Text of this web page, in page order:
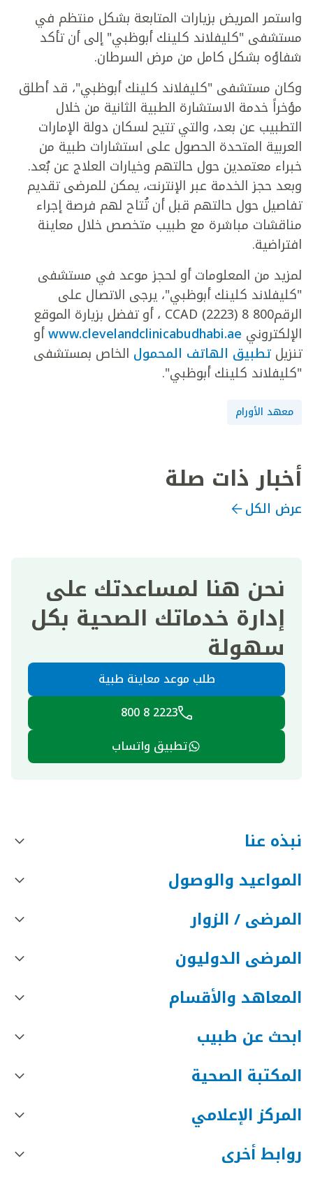
واستمر المريض بزيارات المتابعة بشكل منتظم في
مستشفى "كليفلاند كلينك أبوظبي" إلى أن تأكد
شفاؤه بشكل كامل من مرض السرطان.
وكان مستشفى "كليفلاند كلينك أبوظبي"، قد أطلق
مؤخراً خدمة الاستشارة الطبية الثانية من خلال
التطبيب عن بعد، والتي تتيح لسكان دولة الإمارات
العربية المتحدة الحصول على استشارات طبية من
خبراء معتمدين حول حالتهم وخيارات العلاج عن بُعد.
وبعد حجز الخدمة عبر الإنترنت، يمكن للمرضى تقديم
تفاصيل حول حالتهم قبل أن تُتاح لهم فرصة إجراء
مناقشات مباشرة مع طبيب متخصص خلال معاينة
افتراضية.
لمزيد من المعلومات أو لحجز موعد في مستشفى
"كليفلاند كلينك أبوظبي"، يرجى الاتصال على
الرقم800 8 CCAD (2223) ، أو تفضل بزيارة الموقع
الإلكتروني www.clevelandclinicabudhabi.aeأو
تنزيل تطبيق الهاتف المحمول الخاص بمستشفى
"كليفلاند كلينك أبوظبي".
معهد الأورام
أخبار ذات صلة
عرض الكل
نحن هنا لمساعدتك على
إدارة خدماتك الصحية بكل
سهولة
طلب موعد معاينة طبية
2223 8 800
تطبيق واتساب
نبذه عنا
المواعيد والوصول
المرضى / الزوار
المرضى الدوليون
المعاهد والأقسام
ابحث عن طبيب
المكتبة الصحية
المركز الإعلامي
روابط أخرى